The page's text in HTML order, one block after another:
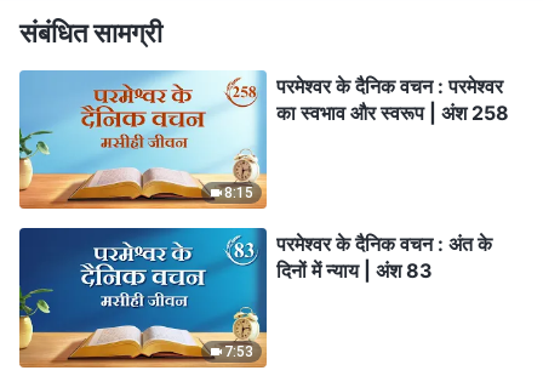
संबंधित सामग्री
8:15
परमेश्वर के दैनिक वचन : परमेश्वर
का स्वभाव और स्वरूप | अंश 258
7:53
परमेश्वर के दैनिक वचन : अंत के
दिनों में न्याय | अंश 83